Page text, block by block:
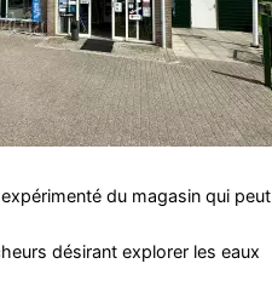
du magasin qui peut
désirant explorer les eaux